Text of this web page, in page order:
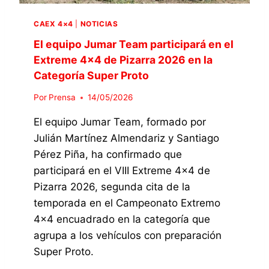
A
T
E
L
A
2
0
6
M
4
×
D
E
A
R
R
A
0
2
6
E
L
M
O
N
I
G
A
P
R
I
E
R
A
P
O
S
CAEX 4×4 NOTICIAS
El equipo Jumar Team participará en el
Extreme 4×4 de Pizarra 2026 en la
Categoría Super Proto
Por Prensa 14/05/2026
El equipo Jumar Team, formado por
Julián Martínez Almendariz y Santiago
Pérez Piña, ha confirmado que
participará en el VIII Extreme 4×4 de
Pizarra 2026, segunda cita de la
temporada en el Campeonato Extremo
4×4 encuadrado en la categoría que
agrupa a los vehículos con preparación
Super Proto.